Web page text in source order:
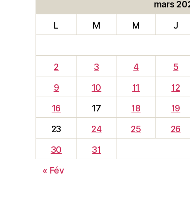
mars
L M M J
2
3 4 5
9
10 11 12
16
17 18 19
23
24 25 26
30
31
« Fév